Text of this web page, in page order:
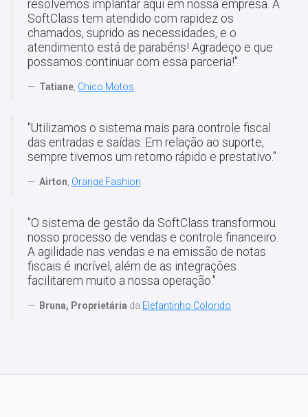
resolvemos implantar aqui em nossa empresa. A
SoftClass tem atendido com rapidez os
chamados, suprido as necessidades, e o
atendimento está de parabéns! Agradeço e que
possamos continuar com essa parceria!"
Tatiane Chico Motos
"Utilizamos o sistema mais para controle fiscal
das entradas e saídas. Em relação ao suporte,
sempre tivemos um retorno rápido e prestativo."
Airton Orange Fashion
"O sistema de gestão da SoftClass transformou
nosso processo de vendas e controle financeiro.
A agilidade nas vendas e na emissão de notas
fiscais é incrível, além de as integrações
facilitarem muito a nossa operação."
Bruna, Proprietária da Elefantinho Colorido